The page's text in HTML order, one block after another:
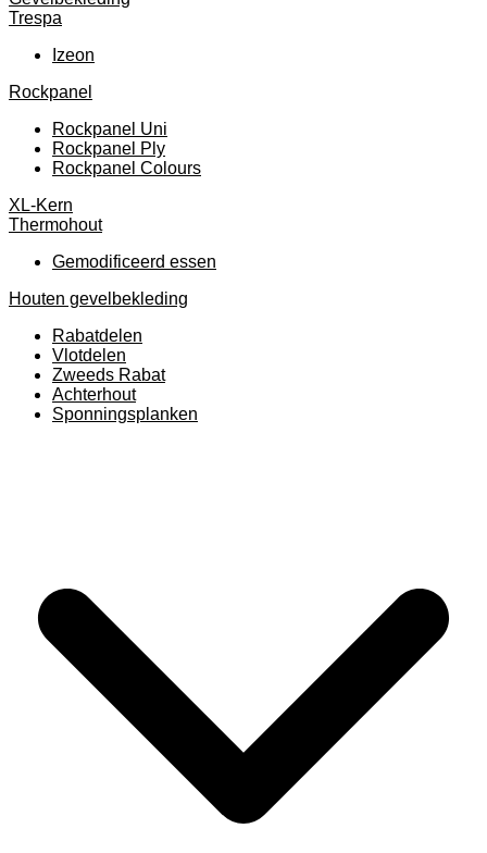
Trespa
Izeon
Rockpanel
Rockpanel Uni
Rockpanel Ply
Rockpanel Colours
XL-Kern
Thermohout
Gemodificeerd essen
Houten gevelbekleding
Rabatdelen
Vlotdelen
Zweeds Rabat
Achterhout
Sponningsplanken